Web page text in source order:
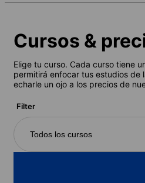
Cursos &
Elige tu curso. Cada curso tiene
permitirá enfocar tus estudios de
echarle un ojo a los precios de
Filter
Todos los cursos